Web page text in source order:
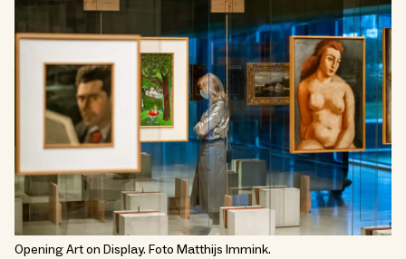
Opening Art on Display. Foto Matthijs Immink.